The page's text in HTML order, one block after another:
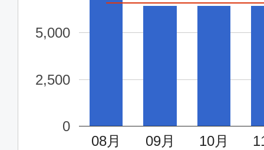
東京(成田)
札幌(
東京(成田)
札幌(
08月 09月 10月
0
2,500
5,000